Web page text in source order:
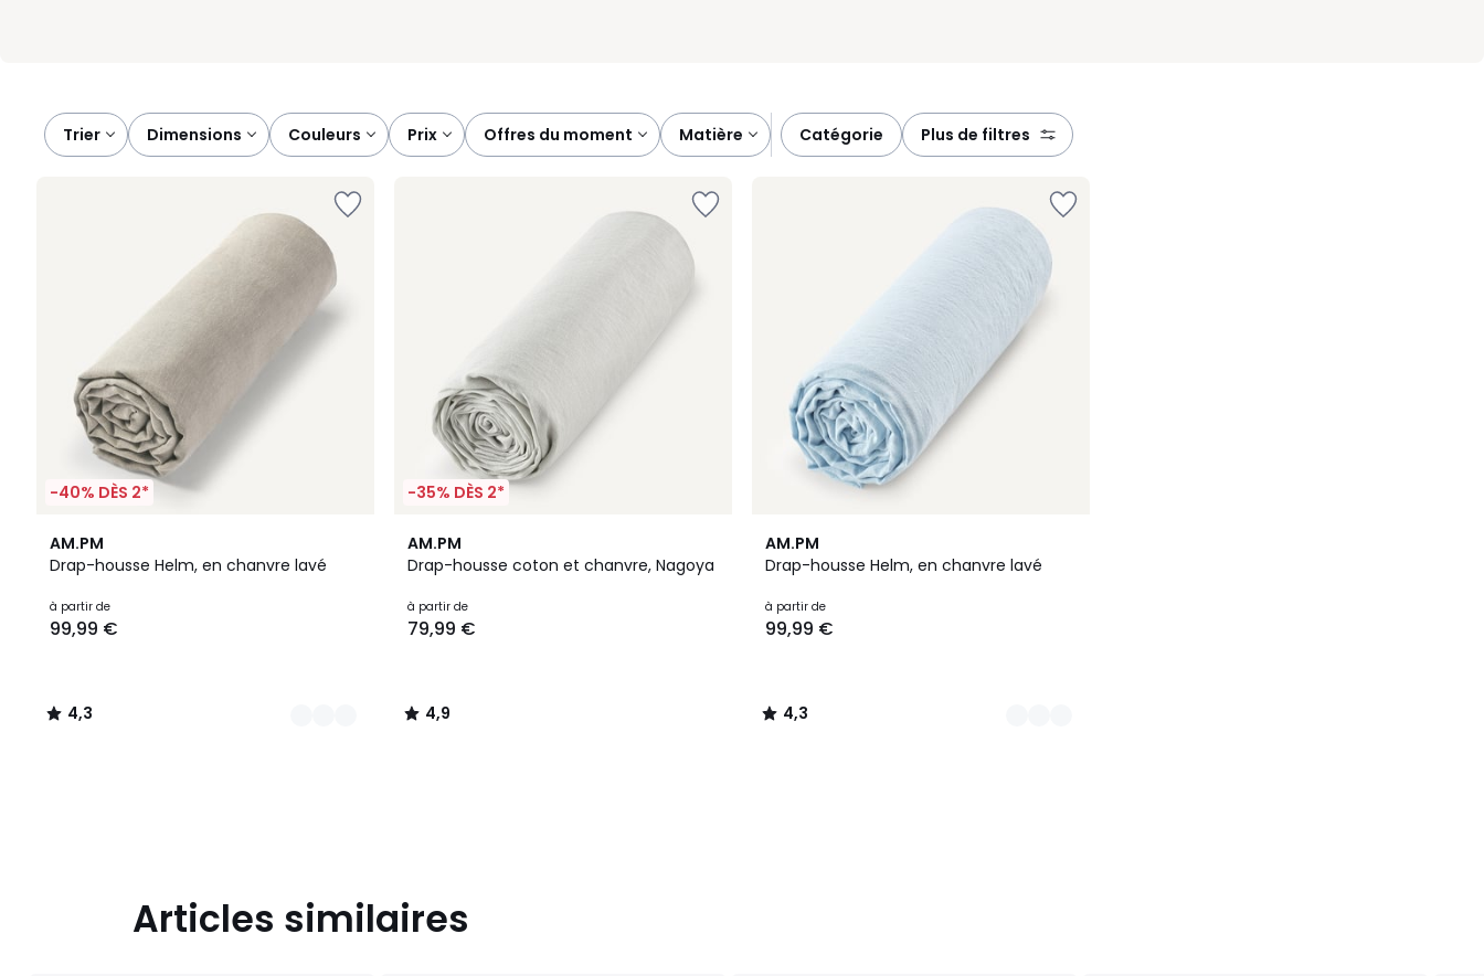
Trier dimensions couleurs prix offres du moment matière catégorie plus de filtres
-40% DÈS 2*
AM.PM
Drap-housse Helm, en chanvre lavé
Prix
à
€.
à partir de
99,99 €
4,3
/ 5
11
Couleurs
4,3
/
-35% DÈS 2*
AM.PM
Drap-housse coton et chanvre, Nagoya
à partir de
79,99 €
4,9
/ 5
4,9
/
AM.PM
Drap-housse Helm, en chanvre lavé
à partir de
99,99 €
4,3
/ 5
2
Couleurs
4,3
/
Articles similaires